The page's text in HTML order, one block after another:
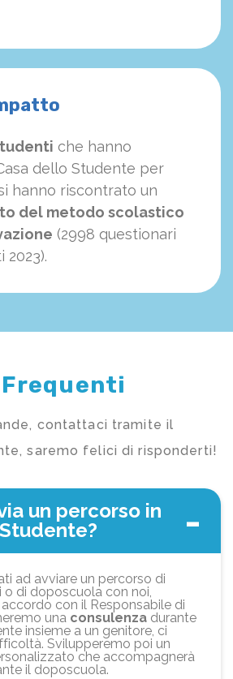
che hanno
dello Studente per
hanno riscontrato un
del metodo scolastico
(2998 questionari
2023).
Frequenti
contattaci tramite il
saremo felici di risponderti!
un percorso in
ad avviare un percorso di
o di doposcuola con noi,
con il Responsabile di
una consulenza durante
insieme a un genitore, ci
Svilupperemo poi un
che accompagnerà
il doposcuola.